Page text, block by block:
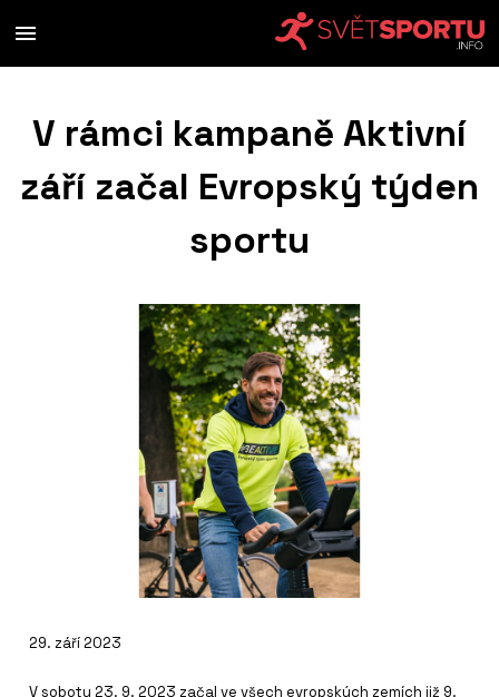
V rámci kampaně Aktivní
září začal Evropský týden
sportu
29. září 2023
V sobotu 23. 9. 2023 začal ve všech evropských zemích již 9.